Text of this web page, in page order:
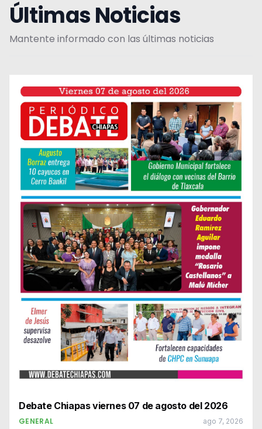
Últimas Noticias
Mantente informado con las últimas noticias
Debate Chiapas viernes 07 de agosto del 2026
GENERAL ago 7, 2026